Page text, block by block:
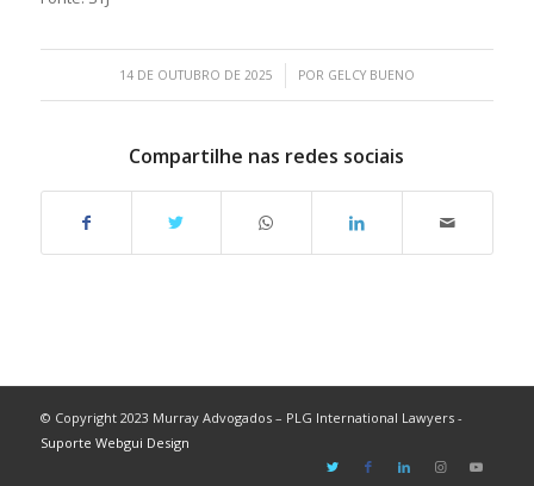
14 DE OUTUBRO DE 2025
/ POR GELCY BUENO
Compartilhe nas redes sociais
© Copyright 2023 Murray Advogados – PLG International Lawyers -
Suporte Webgui Design